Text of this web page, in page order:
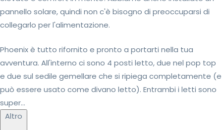
pannello solare, quindi non c'è bisogno di preoccuparsi di
collegarlo per l'alimentazione.
Phoenix è tutto rifornito e pronto a portarti nella tua
avventura. All'interno ci sono 4 posti letto, due nel pop top
e due sul sedile gemellare che si ripiega completamente (e
può essere usato come divano letto). Entrambi i letti sono
super...
Altro